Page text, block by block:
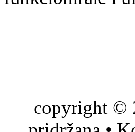
copyright ©